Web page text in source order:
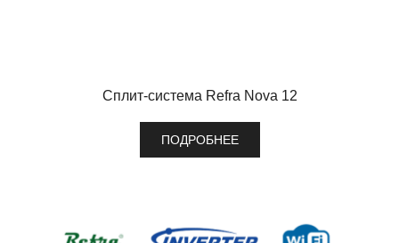
Сплит-система Refra Nova 12
ПОДРОБНЕЕ